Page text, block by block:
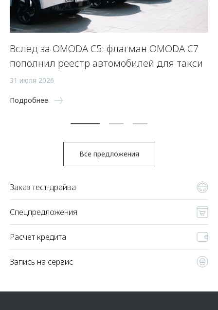
Вслед за OMODA C5: флагман OMODA C7
пополнил реестр автомобилей для такси
31 июля 2026
Подробнее
Все предложения
Заказ тест-драйва
Спецпредложения
Расчет кредита
Запись на сервис